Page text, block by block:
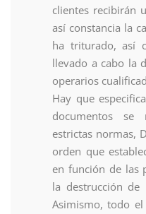
clientes recibirán
así constancia la
ha triturado, así
llevado a cabo la
operarios
Hay que
documentos
estrictas normas,
orden que
en función de las
la destrucción
Asimismo, todo